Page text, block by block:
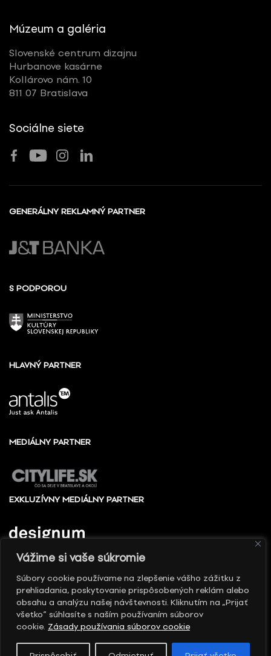
Vážime si vaše súkromie
Súbory cookie používame na zlepšenie vášho zážitku z
prehliadania, poskytovanie prispôsobených reklám alebo
obsahu a analýzu našej návštevnosti. Kliknutím na „Prijať
všetko“ súhlasíte s naším používaním súborov
cookie. Zásady používania súborov cookie
Múzeum a galéria
Slovenské centrum dizajnu
Hurbanove kasárne
Kollárovo nám. 10
811 07 Bratislava
Sociálne siete
GENERÁLNY REKLAMNÝ PARTNER
S PODPOROU
HLAVNÝ PARTNER
MEDIÁLNY PARTNER
EXKLUZÍVNY MEDIÁLNY PARTNER
© 2010 - 2026 Slovenské centrum dizajnu, Všetky
práva vyhradené